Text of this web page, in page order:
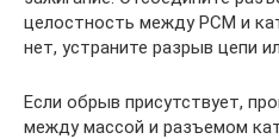
целостность между PCM и
нет, устраните разрыв цепи
Если обрыв присутствует,
между массой и разъемом